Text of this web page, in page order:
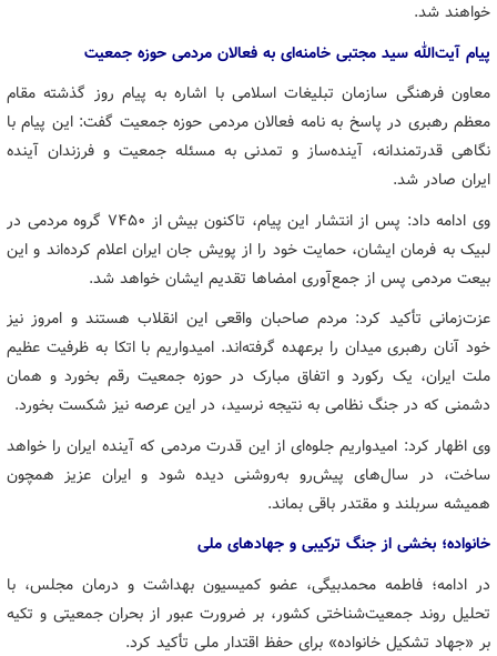
خواهند شد.
پیام آیت‌الله سید مجتبی خامنه‌ای به فعالان مردمی حوزه جمعیت
معاون فرهنگی سازمان تبلیغات اسلامی با اشاره به پیام روز گذشته مقام
معظم رهبری در پاسخ به نامه فعالان مردمی حوزه جمعیت گفت: این پیام با
نگاهی قدرتمندانه، آینده‌ساز و تمدنی به مسئله جمعیت و فرزندان آینده
ایران صادر شد.
وی ادامه داد: پس از انتشار این پیام، تاکنون بیش از ۷۴۵۰ گروه مردمی در
لبیک به فرمان ایشان، حمایت خود را از پویش جان ایران اعلام کرده‌اند و این
بیعت مردمی پس از جمع‌آوری امضاها تقدیم ایشان خواهد شد.
عزت‌زمانی تأکید کرد: مردم صاحبان واقعی این انقلاب هستند و امروز نیز
خود آنان رهبری میدان را برعهده گرفته‌اند. امیدواریم با اتکا به ظرفیت عظیم
ملت ایران، یک رکورد و اتفاق مبارک در حوزه جمعیت رقم بخورد و همان
دشمنی که در جنگ نظامی به نتیجه نرسید، در این عرصه نیز شکست بخورد.
وی اظهار کرد: امیدواریم جلوه‌ای از این قدرت مردمی که آینده ایران را خواهد
ساخت، در سال‌های پیش‌رو به‌روشنی دیده شود و ایران عزیز همچون
همیشه سربلند و مقتدر باقی بماند.
خانواده؛ بخشی از جنگ ترکیبی و جهادهای ملی
در ادامه؛ فاطمه محمدبیگی، عضو کمیسیون بهداشت و درمان مجلس، با
تحلیل روند جمعیت‌شناختی کشور، بر ضرورت عبور از بحران جمعیتی و تکیه
بر «جهاد تشکیل خانواده» برای حفظ اقتدار ملی تأکید کرد.